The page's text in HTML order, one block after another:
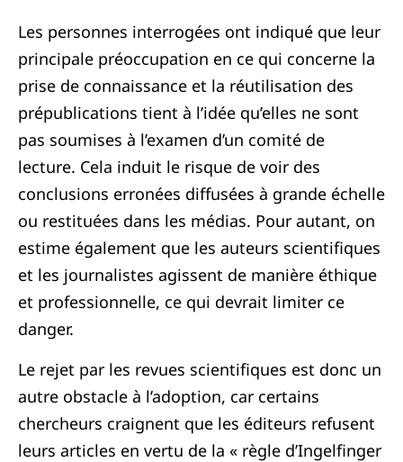
Les personnes interrogées ont indiqué que leur
principale préoccupation en ce qui concerne la
prise de connaissance et la réutilisation des
prépublications tient à l’idée qu’elles ne sont
pas soumises à l’examen d’un comité de
lecture. Cela induit le risque de voir des
conclusions erronées diffusées à grande échelle
ou restituées dans les médias. Pour autant, on
estime également que les auteurs scientifiques
et les journalistes agissent de manière éthique
et professionnelle, ce qui devrait limiter ce
danger.
Le rejet par les revues scientifiques est donc un
autre obstacle à l’adoption, car certains
chercheurs craignent que les éditeurs refusent
leurs articles en vertu de la « règle d’Ingelfinger